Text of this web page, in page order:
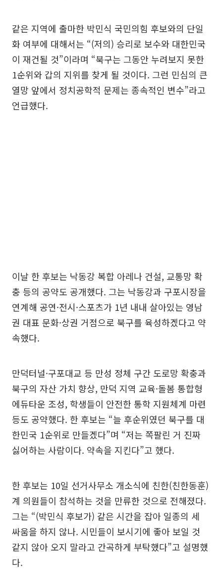
같은 지역에 출마한 박민식 국민의힘 후보와의 단일
화 여부에 대해서는 “(저의) 승리로 보수와 대한민국
이 재건될 것”이라며 “북구는 그동안 누려보지 못한
1순위와 갑의 지위를 찾게 될 것이다. 그런 민심의 큰
열망 앞에서 정치공학적 문제는 종속적인 변수”라고
언급했다.
이날 한 후보는 낙동강 복합 아레나 건설, 교통망 확
충 등의 공약도 공개했다. 그는 낙동강과 구포시장을
연계해 공연·전시·스포츠가 1년 내내 살아있는 영남
권 대표 문화·상권 거점으로 북구를 육성하겠다고 약
속했다.
만덕터널·구포대교 등 만성 정체 구간 도로망 확충과
북구의 자산 가치 향상, 만덕 지역 교육·돌봄 통합형
에듀타운 조성, 학생들이 안전한 통학 지원체계 마련
등도 공약했다. 한 후보는 “늘 후순위였던 북구를 대
한민국 1순위로 만들겠다”며 “저는 쪽팔린 거 진짜
싫어하는 사람이다. 약속을 지킨다”고 했다.
한 후보는 10일 선거사무소 개소식에 친한(친한동훈)
계 의원들이 참석하는 것을 만류한 것으로 전해졌다.
그는 “(박민식 후보가) 같은 시간을 잡아 일종의 세
싸움을 하지 않나. 시민들이 보시기에 좋아 보일 것
같지 않아 오지 말라고 간곡하게 부탁했다”고 설명했
다.